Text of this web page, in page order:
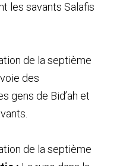
les savants Salafis
de la septième
des
gens de Bid’ah et
de la septième